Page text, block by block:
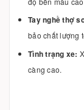
Tay nghề thợ
bảo chất lượng
Tình trạng xe:
càng cao.